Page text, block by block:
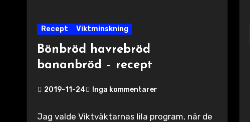
Recept Viktminskning
Bönbröd havrebröd
bananbröd – recept
2019-11-24 Inga kommentarer
Jag valde Viktväktarnas lila program, när de